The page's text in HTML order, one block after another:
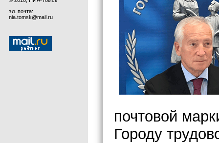
эл. почта:
nia.tomsk@mail.ru
почтовой
Городу